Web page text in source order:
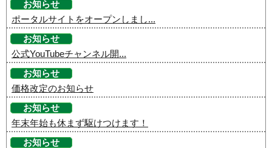
お知らせ
ポータルサイトをオープンしまし...
お知らせ
公式YouTubeチャンネル開...
お知らせ
価格改定のお知らせ
お知らせ
年末年始も休まず駆けつけます！
お知らせ